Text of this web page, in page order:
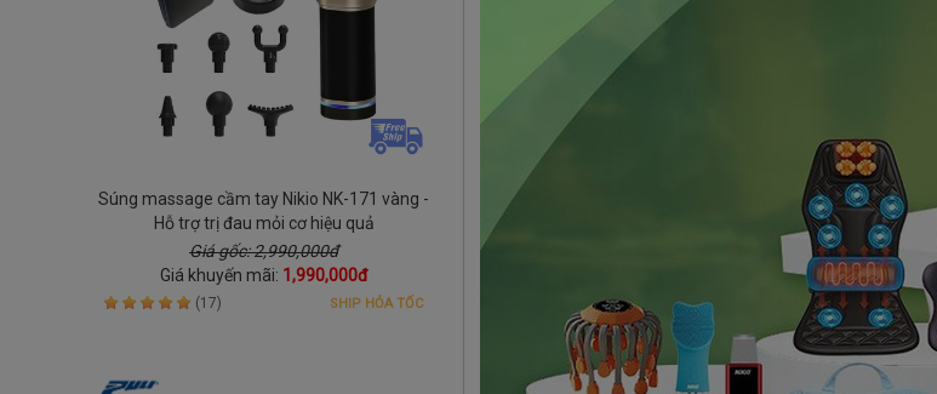
Súng massage cầm tay Nikio NK-171 vàng -
Hỗ trợ trị đau mỏi cơ hiệu quả
Giá gốc: 2,990,000đ
Giá khuyến mãi: 1,990,000đ
(17) SHIP HỎA TỐC